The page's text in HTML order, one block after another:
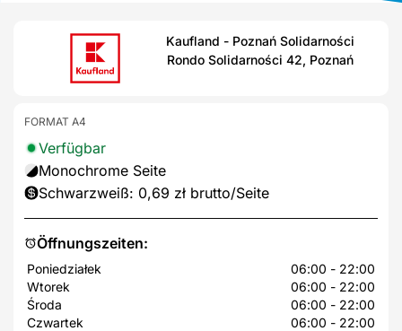
Kaufland - Poznań Solidarności
Rondo Solidarności 42, Poznań
Öffnungszeiten:
Poniedziałek
06:00 - 22:00
Wtorek
06:00 - 22:00
Środa
06:00 - 22:00
Czwartek
06:00 - 22:00
FORMAT A4
Verfügbar
Monochrome Seite
Schwarzweiß: 0,69 zł brutto/Seite